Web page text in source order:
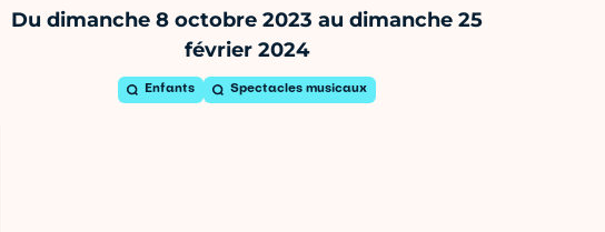
Du dimanche 8 octobre 2023 au dimanche 25
février 2024
Enfants Spectacles musicaux